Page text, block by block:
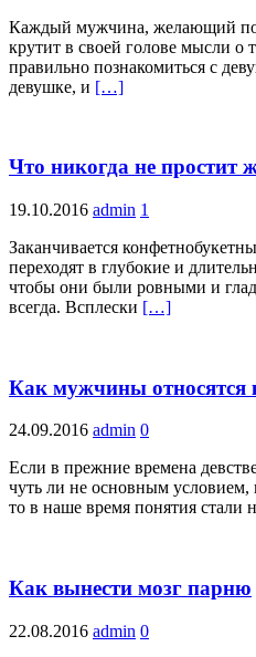
Каждый мужчина, желающий
крутит в своей голове мысли о
правильно познакомиться с
девушке, и […]
Что никогда не простит
19.10.2016 admin 1
Заканчивается
переходят в глубокие и
чтобы они были ровными и
всегда. Всплески […]
Как мужчины относятся
24.09.2016 admin 0
Если в прежние времена
чуть ли не основным
то в наше время понятия стали
Как вынести мозг парню
22.08.2016 admin 0